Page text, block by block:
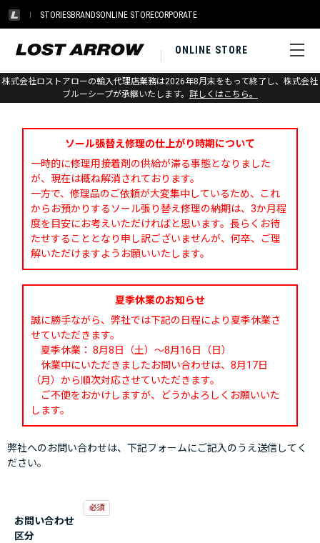
STORIESBRANDSONLINE STORECORPORATE
ONLINE STORE
株式会社ロストアローの輸入代理店業務は2026年8月末をもって終了し、株式会社
ブルーシープが承継いたします。 詳しくはこちら。
お問い合わせ
ソール張替え修理の仕上がり時期について
一時的に修理用接着剤の供給が滞る事態となりました
が、現在は概ね解消されております。
一方で、修理品のご依頼が大変集中しているため、これ
からお預かりするソール張り替え修理の納期は、3か月程
度を目安にお考えいただければと思います。長らくお待
たせすることとなり申し訳ございませんが、何卒、ご理
解いただけますようお願いいたします。
夏季休業のお知らせ
誠に勝手ながら、弊社では下記の日程により夏季休業さ
せていただきます。
夏季休業： 8月8日（土）～8月16日（日）
休業中にいただきましたお問い合わせは、8月17日
（月）から順次対応させていただきます。
ご不便をおかけしますが、どうかよろしくお願いいた
します。
弊社へのお問い合わせは、下記フォームにご記入のうえ送信してく
ださい。
お問い合わせ
区分